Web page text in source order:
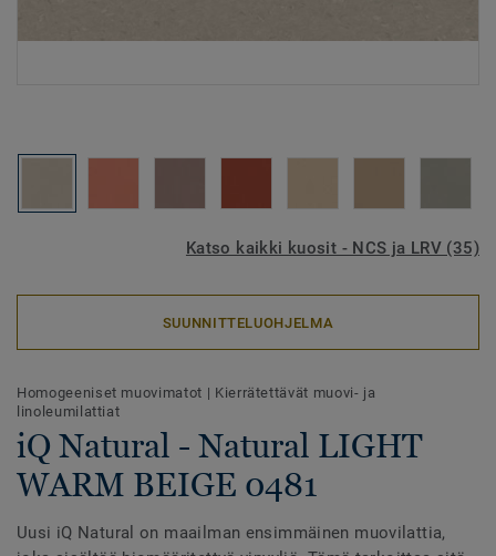
Katso kaikki kuosit - NCS ja LRV (35)
SUUNNITTELUOHJELMA
Homogeeniset muovimatot | Kierrätettävät muovi- ja
linoleumilattiat
iQ Natural - Natural LIGHT
WARM BEIGE 0481
Uusi iQ Natural on maailman ensimmäinen muovilattia,